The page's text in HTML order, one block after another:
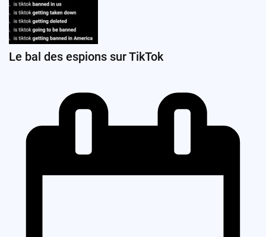
Le bal des espions sur TikTok